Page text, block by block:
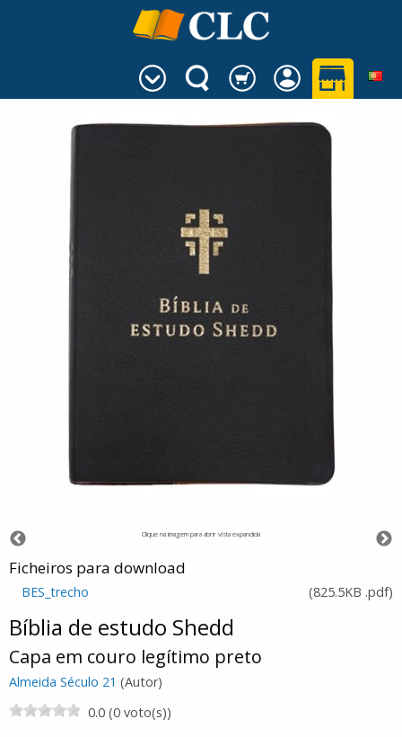
Clique na imagem para abrir vista expandida
Ficheiros para download
BES_trecho (825.5KB .pdf)
Bíblia de estudo Shedd
Capa em couro legítimo preto
Almeida Século 21 (Autor)
0.0 (0 voto(s))